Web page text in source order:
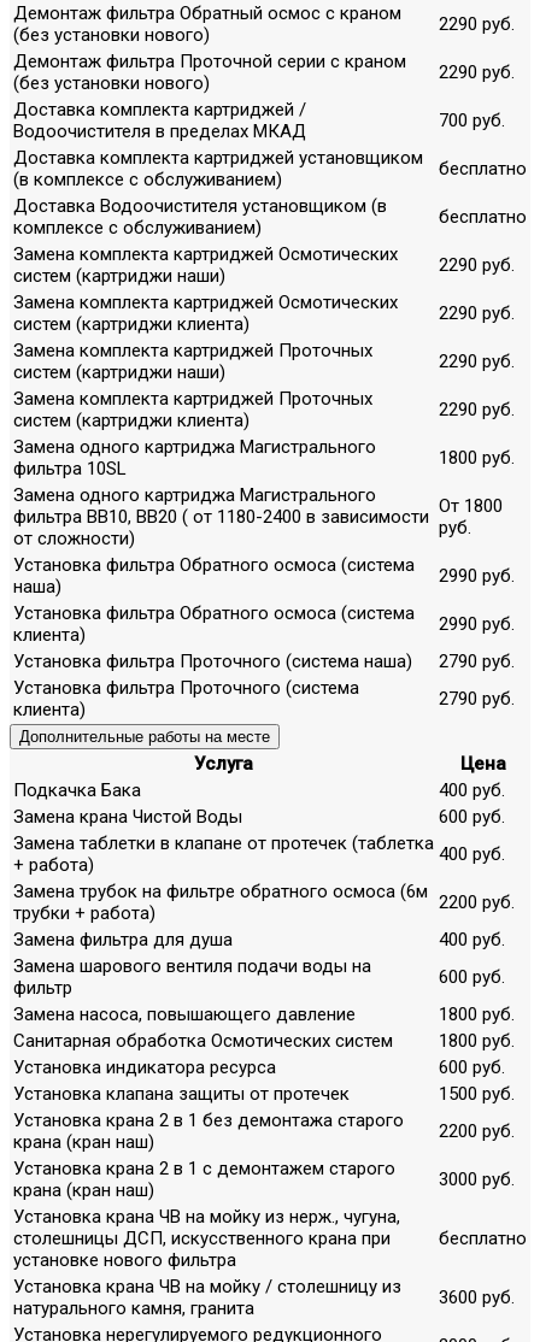
Демонтаж фильтра Обратный осмос с краном
(без установки нового)
2290 руб.
Демонтаж фильтра Проточной серии с краном
(без установки нового)
2290 руб.
Доставка комплекта картриджей /
Водоочистителя в пределах МКАД
700 руб.
Доставка комплекта картриджей установщиком
(в комплексе с обслуживанием)
бесплатно
Доставка Водоочистителя установщиком (в
комплексе с обслуживанием)
бесплатно
Замена комплекта картриджей Осмотических
систем (картриджи наши)
2290 руб.
Замена комплекта картриджей Осмотических
систем (картриджи клиента)
2290 руб.
Замена комплекта картриджей Проточных
систем (картриджи наши)
2290 руб.
Замена комплекта картриджей Проточных
систем (картриджи клиента)
2290 руб.
Замена одного картриджа Магистрального
фильтра 10SL
1800 руб.
Замена одного картриджа Магистрального
фильтра ВВ10, ВВ20 ( от 1180-2400 в зависимости
от сложности)
От 1800
руб.
Установка фильтра Обратного осмоса (система
наша)
2990 руб.
Установка фильтра Обратного осмоса (система
клиента)
2990 руб.
Установка фильтра Проточного (система наша)
2790 руб.
Установка фильтра Проточного (система
клиента)
2790 руб.
Дополнительные работы на месте
Услуга
Цена
Подкачка Бака
400 руб.
Замена крана Чистой Воды
600 руб.
Замена таблетки в клапане от протечек (таблетка
+ работа)
400 руб.
Замена трубок на фильтре обратного осмоса (6м
трубки + работа)
2200 руб.
Замена фильтра для душа
400 руб.
Замена шарового вентиля подачи воды на
фильтр
600 руб.
Замена насоса, повышающего давление
1800 руб.
Санитарная обработка Осмотических систем
1800 руб.
Установка индикатора ресурса
600 руб.
Установка клапана защиты от протечек
1500 руб.
Установка крана 2 в 1 без демонтажа старого
крана (кран наш)
2200 руб.
Установка крана 2 в 1 с демонтажем старого
крана (кран наш)
3000 руб.
Установка крана ЧВ на мойку из нерж., чугуна,
столешницы ДСП, искусственного крана при
установке нового фильтра
бесплатно
Установка крана ЧВ на мойку / столешницу из
натурального камня, гранита
3600 руб.
Установка нерегулируемого редукционного